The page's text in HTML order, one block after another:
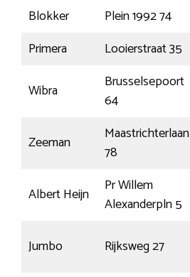
Blokker Plein 1992 74
Primera
Looierstraat 35
Wibra
Brusselsepoort
64
Zeeman
Maastrichterlaan
78
Albert Heijn
Pr Willem
Alexanderpln 5
Jumbo Rijksweg 27